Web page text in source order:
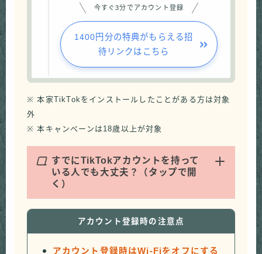
今すぐ3分でアカウント登録
1400円分の特典がもらえる招
待リンクはこちら
※ 本家TikTokをインストールしたことがある方は対象
外
※ 本キャンペーンは18歳以上が対象
Q すでにTikTokアカウントを持って
いる人でも大丈夫？（タップで開
く）
アカウント登録時の注意点
アカウント登録時はWi-Fiをオフにする